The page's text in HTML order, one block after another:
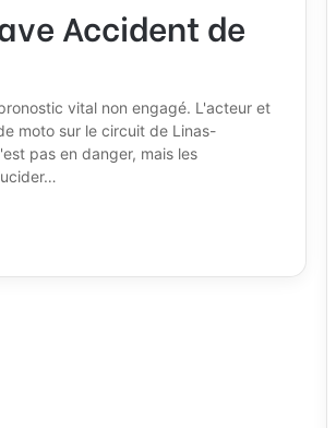
Accident de
vital non engagé. L'acteur et
moto sur le circuit de Linas-
pas en danger, mais les